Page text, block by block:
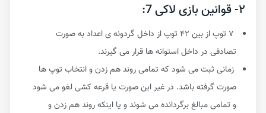
۲- قوانین بازی لاکی 7:
۷ توپ از بین ۴۲ توپ از داخل گردونه ی اعداد به صورت
تصادفی در داخل استوانه ها قرار می گیرند.
زمانی ثبت می شود که تمامی روند هم زدن و انتخاب توپ ها
صورت گرفته باشد. در غیر این صورت یا قرعه کشی لغو می شود
و تمامی مبالغ برگردانده می شوند و یا اینکه روند هم زدن و